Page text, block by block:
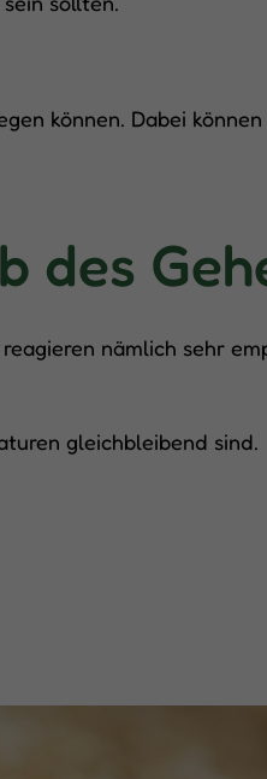
können. Dabei
des
nämlich sehr
gleichbleibend sind.